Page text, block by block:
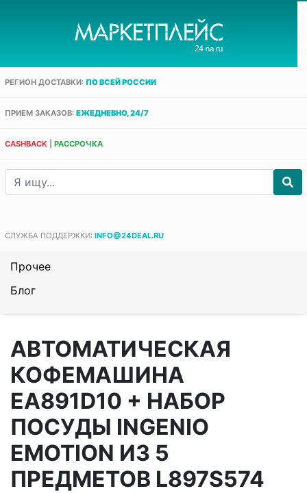
РЕГИОН ДОСТАВКИ: ПО ВСЕЙ РОССИИ
ПРИЕМ ЗАКАЗОВ: ЕЖЕДНЕВНО, 24/7
CASHBACK РАССРОЧКА
СЛУЖБА ПОДДЕРЖКИ: INFO@24DEAL.RU
Прочее
Блог
АВТОМАТИЧЕСКАЯ
КОФЕМАШИНА
EA891D10 + НАБОР
ПОСУДЫ INGENIO
EMOTION ИЗ 5
ПРЕДМЕТОВ L897S574